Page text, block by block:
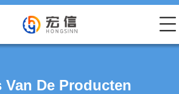
Van De Producten